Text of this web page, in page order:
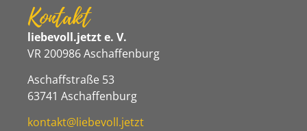
Kontakt
liebevoll.jetzt e. V.
VR 200986 Aschaffenburg
Aschaffstraße 53
63741 Aschaffenburg
kontakt@liebevoll.jetzt